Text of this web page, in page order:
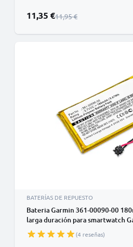
(SM-R381)
Precio especial
11,35 €Precio normal
11,95 €
BATERÍAS DE REPUESTO
Bateria Garmin 361-00090-00
larga duración para smartwatch
HR
(4 reseñas)